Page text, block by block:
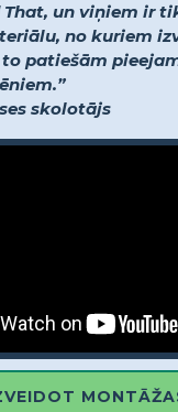
un viņiem ir
no kuriem
to patiešām
skolotājs